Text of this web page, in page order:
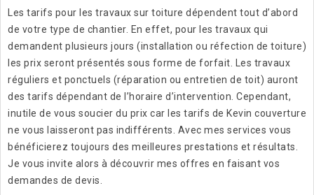
Les tarifs pour les travaux sur toiture dépendent tout d’abord
de votre type de chantier. En effet, pour les travaux qui
demandent plusieurs jours (installation ou réfection de toiture)
les prix seront présentés sous forme de forfait. Les travaux
réguliers et ponctuels (réparation ou entretien de toit) auront
des tarifs dépendant de l’horaire d’intervention. Cependant,
inutile de vous soucier du prix car les tarifs de Kevin couverture
ne vous laisseront pas indifférents. Avec mes services vous
bénéficierez toujours des meilleures prestations et résultats.
Je vous invite alors à découvrir mes offres en faisant vos
demandes de devis.